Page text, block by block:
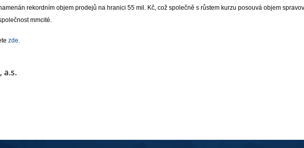
rekordním objem prodejů na hranici 55 mil. Kč, což společně s růstem kurzu posouvá objem
mmcité.
zde.
a.s.